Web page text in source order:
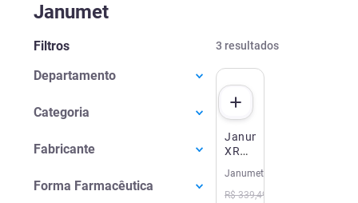
Janumet
Filtros
Departamento
Medicamentos
Categoria
Diabetes
Fabricante
Merck Sharp & Dohme
Forma Farmacêutica
3 resultados
Janumet
XR
60
Comprimidos
Janumet
R$ 339,49